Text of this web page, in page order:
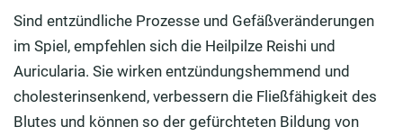
Sind entzündliche Prozesse und Gefäßveränderungen
im Spiel, empfehlen sich die Heilpilze Reishi und
Auricularia. Sie wirken entzündungshemmend und
cholesterinsenkend, verbessern die Fließfähigkeit des
Blutes und können so der gefürchteten Bildung von